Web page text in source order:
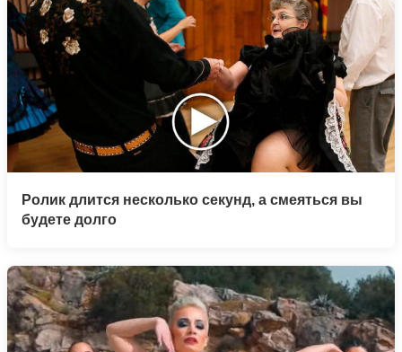
Ролик длится несколько секунд, а смеяться вы
будете долго